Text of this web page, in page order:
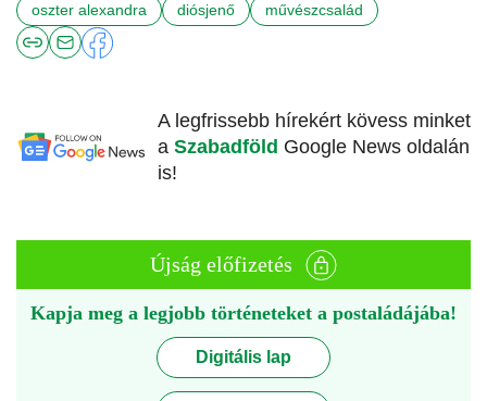
oszter alexandra diósjenő művészcsalád
A legfrissebb hírekért kövess minket
a Szabadföld Google News oldalán
is!
Újság előfizetés
Kapja meg a legjobb történeteket a postaládájába!
Digitális lap